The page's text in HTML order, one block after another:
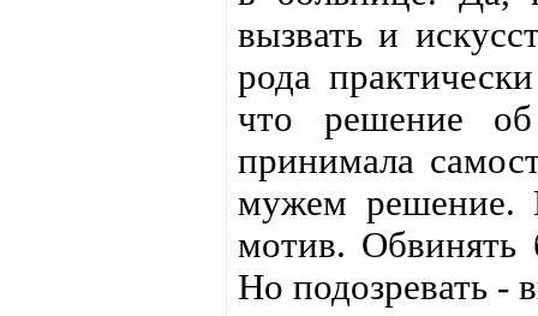
вызвать и
рода
что решение
принимала
мужем решение.
мотив. Обвинять
Но подозревать -